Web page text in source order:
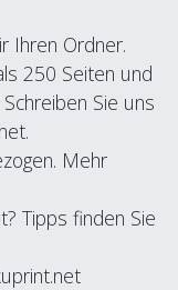
Ihren Ordner.
250 Seiten und
Sie uns
Mehr
Tipps finden Sie